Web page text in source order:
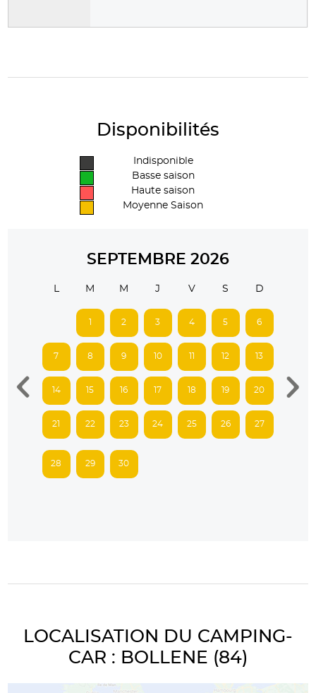
Disponibilités
Indisponible
Basse saison
Haute saison
Moyenne Saison
SEPTEMBRE 2026
M M J V S D
1 2 3 4 5 6
7 8 9 10 11 12 13
14 15 16 17 18 19 20
21 22 23 24 25 26 27
28 29 30
LOCALISATION DU CAMPING-
CAR : BOLLENE (84)